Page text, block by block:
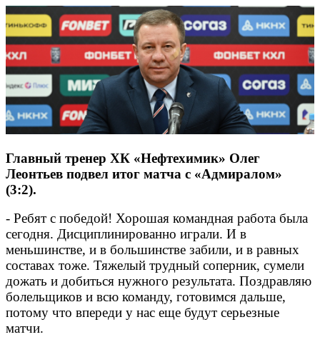
Главный тренер ХК «Нефтехимик» Олег
Леонтьев подвел итог матча с «Адмиралом»
(3:2).
- Ребят с победой! Хорошая командная работа была
сегодня. Дисциплинированно играли. И в
меньшинстве, и в большинстве забили, и в равных
составах тоже. Тяжелый трудный соперник, сумели
дожать и добиться нужного результата. Поздравляю
болельщиков и всю команду, готовимся дальше,
потому что впереди у нас еще будут серьезные
матчи.